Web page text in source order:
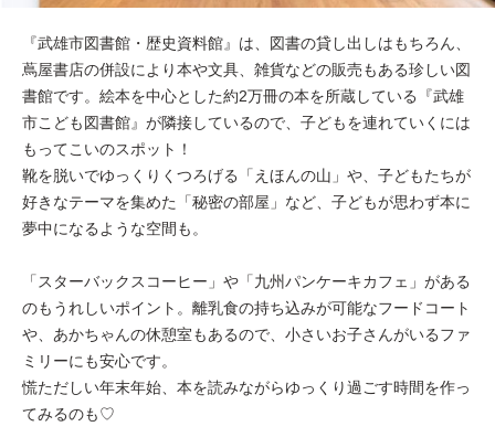
『武雄市図書館・歴史資料館』は、図書の貸し出しはもちろん、
蔦屋書店の併設により本や文具、雑貨などの販売もある珍しい図
書館です。絵本を中心とした約2万冊の本を所蔵している『武雄
市こども図書館』が隣接しているので、子どもを連れていくには
もってこいのスポット！
靴を脱いでゆっくりくつろげる「えほんの山」や、子どもたちが
好きなテーマを集めた「秘密の部屋」など、子どもが思わず本に
夢中になるような空間も。
「スターバックスコーヒー」や「九州パンケーキカフェ」がある
のもうれしいポイント。離乳食の持ち込みが可能なフードコート
や、あかちゃんの休憩室もあるので、小さいお子さんがいるファ
ミリーにも安心です。
慌ただしい年末年始、本を読みながらゆっくり過ごす時間を作っ
てみるのも♡